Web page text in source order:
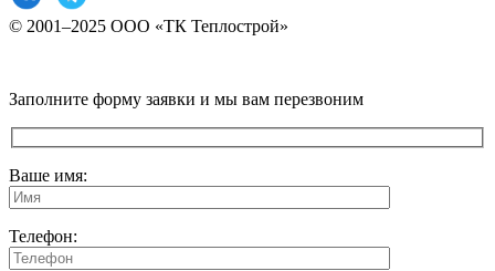
© 2001–2025 ООО «ТК Теплострой»
Прокрутка
Заполните форму заявки и мы вам перезвоним
Ваше имя:
Телефон: